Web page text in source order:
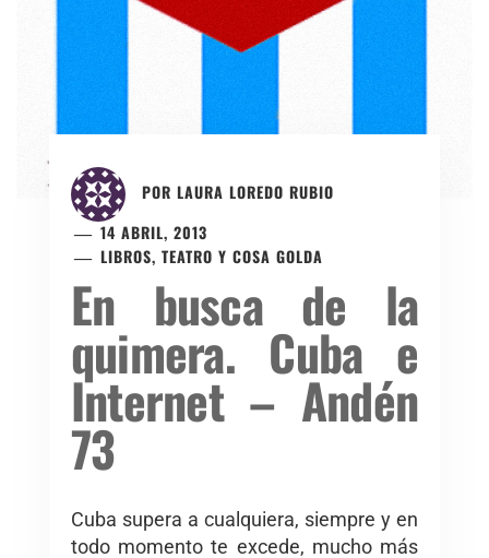
POR LAURA LOREDO RUBIO
14 ABRIL, 2013
LIBROS, TEATRO Y COSA GOLDA
En busca de la
quimera. Cuba e
Internet – Andén
73
Cuba supera a cualquiera, siempre y en
todo momento te excede, mucho más